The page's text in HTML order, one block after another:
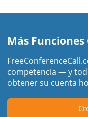
Más
competencia — y
obtener su cuenta